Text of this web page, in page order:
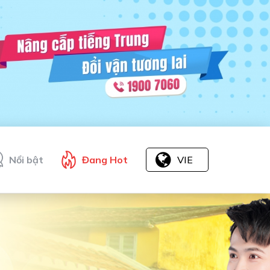
VIE
Nổi bật Đang Hot